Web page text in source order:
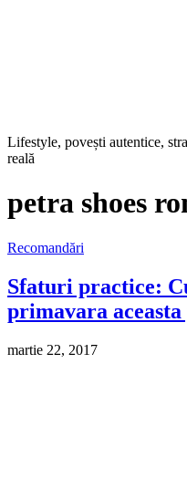
Lifestyle, povești autentice,
reală
petra shoes
Recomandări
Sfaturi practice:
primavara
martie 22, 2017